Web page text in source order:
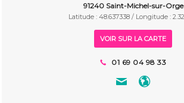
91240 Saint-Michel-sur-Orge
Latitude : 48.637338 / Longitude :
VOIR SUR LA CARTE
01 69 04 98 33